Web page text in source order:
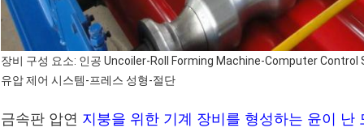
장비 구성 요소: 인공 Uncoiler-Roll Forming Machine-Computer Control
유압 제어 시스템-프레스 성형-절단
금속판 압연 지붕을 위한 기계 장비를 형성하는 윤이 난